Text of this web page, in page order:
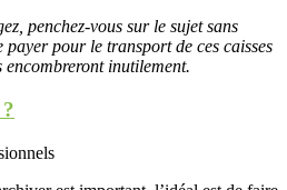
penchez-vous sur le sujet sans
pour le transport de ces caisses
encombreront inutilement.